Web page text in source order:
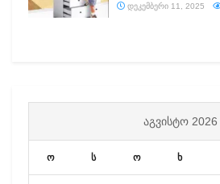
ᲓᲔᲙᲔᲛᲑᲔᲠᲘ 11, 2025
ᲐᲒᲕᲘᲡᲢᲝ 2026
ო ს ო ხ